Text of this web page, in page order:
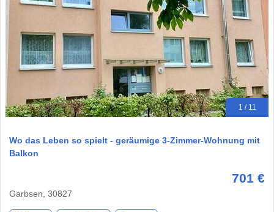
1 / 11
Wo das Leben so spielt - geräumige 3-Zimmer-Wohnung mit
Balkon
701 €
Garbsen, 30827